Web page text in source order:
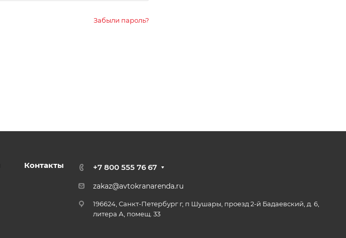
Забыли пароль?
Контакты +7 800 555 76 67
zakaz@avtokranarenda.ru
196624, Санкт-Петербург г, п Шушары, проезд 2-й Бадаевский, д. 6,
литера А, помещ. 33